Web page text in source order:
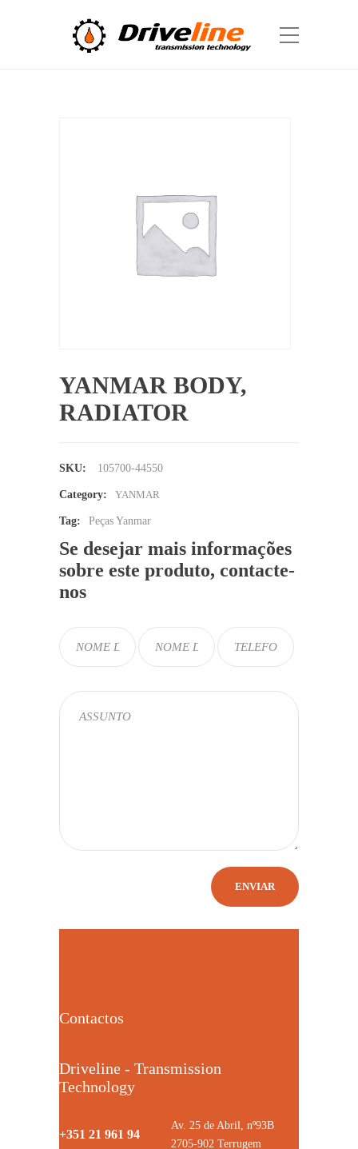
YANMAR BODY,
RADIATOR
SKU: 105700-44550
Category: YANMAR
Tag: Peças Yanmar
Se desejar mais informações
sobre este produto, contacte-
nos
Contactos
Driveline - Transmission
Technology
+351 21 961 94
Av. 25 de Abril, nº93B
2705-902 Terrugem